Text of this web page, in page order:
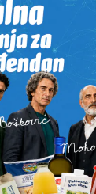
BAŠTINI